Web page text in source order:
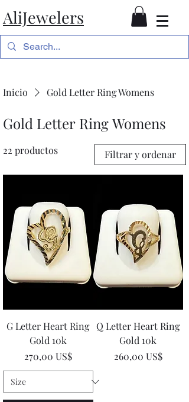
AliJewelers
Inicio Gold Letter Ring Womens
Gold Letter Ring Womens
22 productos Filtrar y ordenar
G Letter Heart Ring
Gold 10k
Precio
270,00 US$
Q Letter Heart Ring
Gold 10k
Precio
260,00 US$